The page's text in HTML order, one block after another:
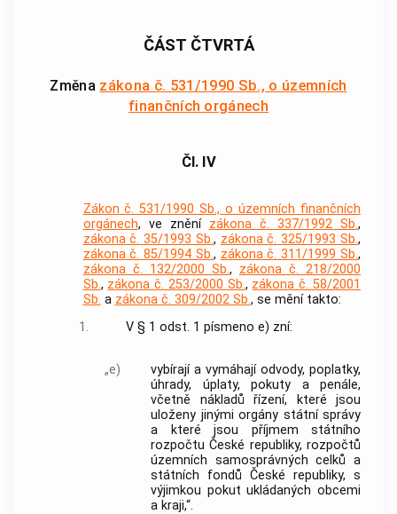
ČÁST ČTVRTÁ
Změna zákona č. 531/1990 Sb., o územních
finančních orgánech
Čl. IV
Zákon č. 531/1990 Sb., o územních finančních
orgánech, ve znění zákona č. 337/1992 Sb.,
zákona č. 35/1993 Sb., zákona č. 325/1993 Sb.,
zákona č. 85/1994 Sb., zákona č. 311/1999 Sb.,
zákona č. 132/2000 Sb., zákona č. 218/2000
Sb., zákona č. 253/2000 Sb., zákona č. 58/2001
Sb. a zákona č. 309/2002 Sb., se mění takto:
1.
V § 1 odst. 1 písmeno e) zní:
„e)
vybírají a vymáhají odvody, poplatky,
úhrady, úplaty, pokuty a penále,
včetně nákladů řízení, které jsou
uloženy jinými orgány státní správy
a které jsou příjmem státního
rozpočtu České republiky, rozpočtů
územních samosprávných celků a
státních fondů České republiky, s
výjimkou pokut ukládaných obcemi
a kraji,“.